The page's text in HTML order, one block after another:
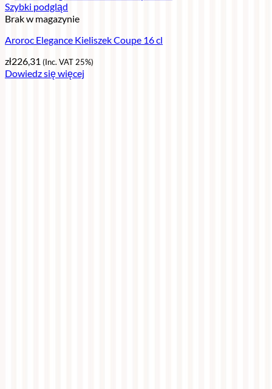
Szybki podgląd
Brak w magazynie
Aroroc Elegance Kieliszek Coupe 16 cl
zł226,31 (Inc. VAT 25%)
Dowiedz się więcej